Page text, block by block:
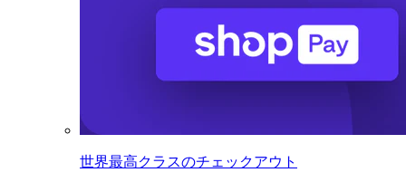
世界最高クラスのチェックアウト